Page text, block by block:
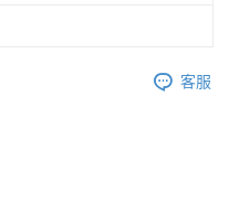
客服